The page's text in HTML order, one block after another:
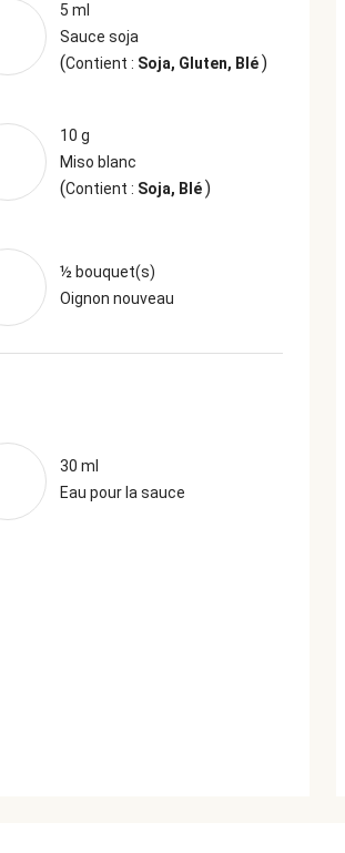
5 ml
Sauce soja
(Contient : Soja, Gluten, Blé)
10 g
Miso blanc
(Contient : Soja, Blé)
½ bouquet(s)
Oignon nouveau
30 ml
Eau pour la sauce